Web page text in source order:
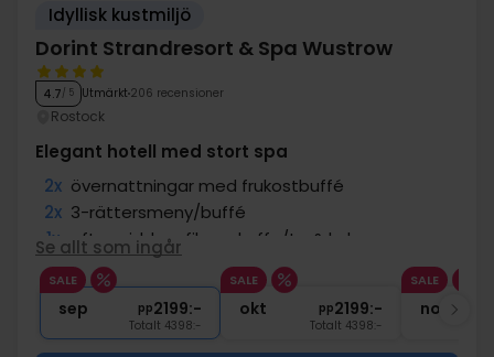
Idyllisk kustmiljö
Dorint Strandresort & Spa Wustrow
4.7/ 5 Utmärkt 206 recensioner
Rostock
Elegant hotell med stort spa
2x övernattningar med frukostbuffé
2x 3-rättersmeny/buffé
1x eftermiddagsfika m.kaffe/te & kaka
∞ Fri tillgång till spaavdelningen
1x 1 välkomstdrink
Se allt som ingår
SALE
sep pp2199:-
Totalt 4398:-
SALE
okt pp2199:-
Totalt 4398:-
SALE
nov